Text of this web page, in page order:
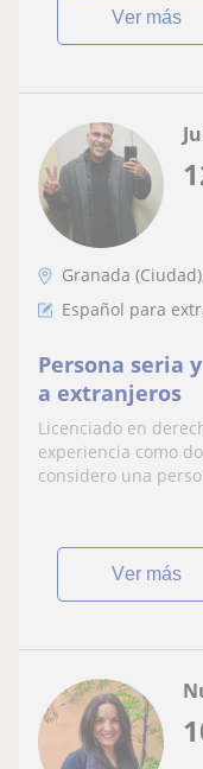
ver más
Granada
Español para
Persona seria
a extranjeros
Licenciado en
experiencia como
considero una
ver más